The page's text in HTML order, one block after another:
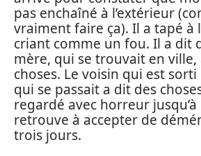
pas enchaîné à l’extérieur
vraiment faire ça). Il a tapé à
criant comme un fou. Il a dit
mère, qui se trouvait en ville,
choses. Le voisin qui est
qui se passait a dit des
regardé avec horreur
retrouve à accepter de
trois jours.